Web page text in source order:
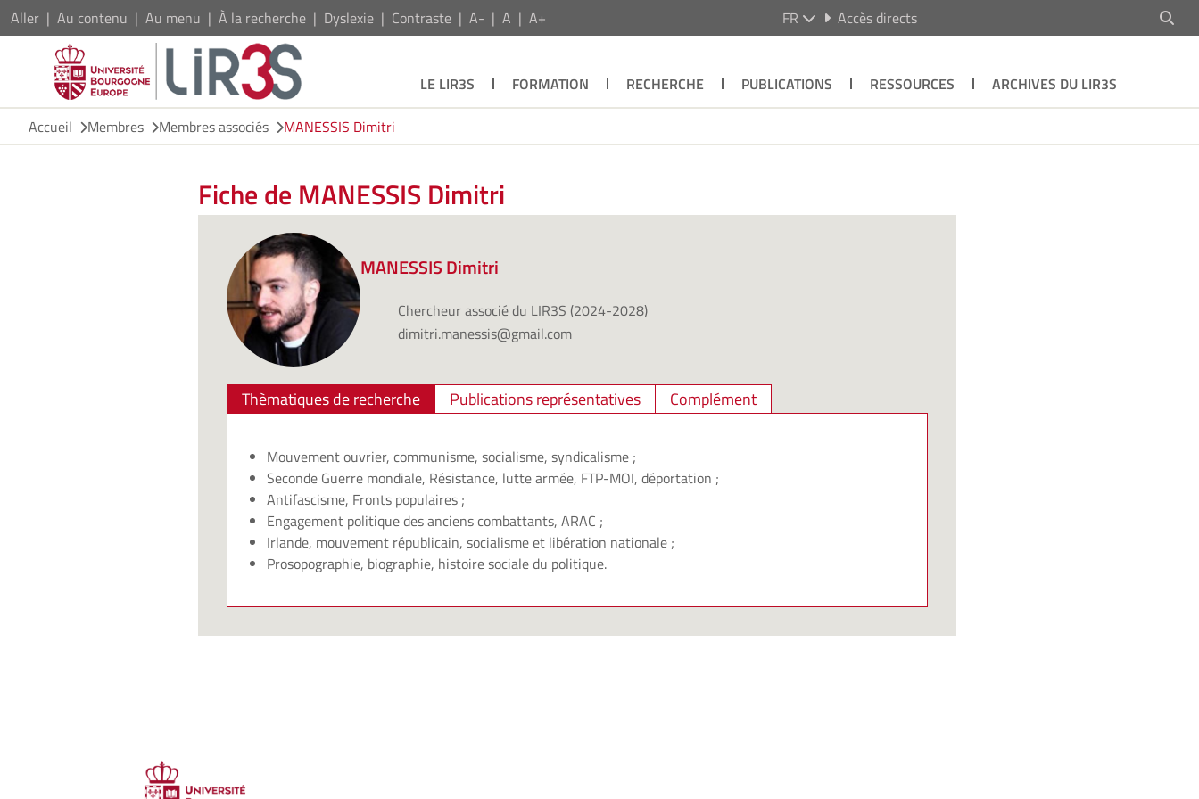
Aller Au contenu Au menu À la recherche Dyslexie Contraste A- A A+ FR Accès directs
LE LIR3S FORMATION RECHERCHE PUBLICATIONS RESSOURCES
ARCHIVES DU LIR3S
Accueil
Membres Membres associés MANESSIS Dimitri
Fiche de MANESSIS Dimitri
MANESSIS Dimitri
Chercheur associé du LIR3S (2024-2028)
dimitri.manessis@gmail.com
Thèmatiques de recherche Publications représentatives Complément
Mouvement ouvrier, communisme, socialisme, syndicalisme ;
Seconde Guerre mondiale, Résistance, lutte armée, FTP-MOI, déportation ;
Antifascisme, Fronts populaires ;
Engagement politique des anciens combattants, ARAC ;
Irlande, mouvement républicain, socialisme et libération nationale ;
Prosopographie, biographie, histoire sociale du politique.